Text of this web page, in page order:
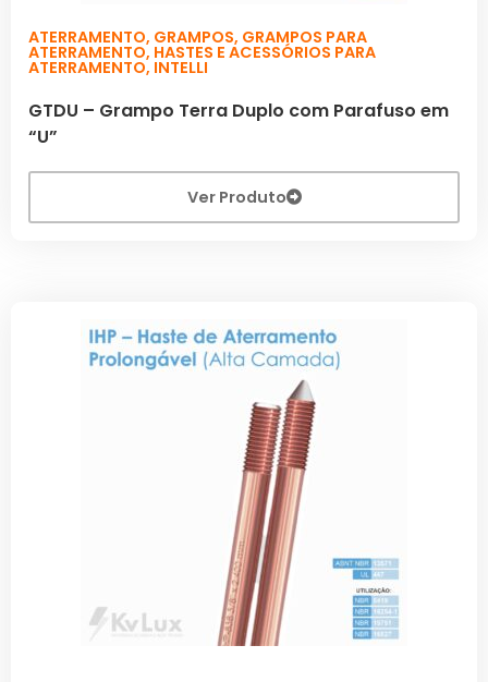
ATERRAMENTO, GRAMPOS, GRAMPOS PARA
ATERRAMENTO, HASTES E ACESSÓRIOS PARA
ATERRAMENTO, INTELLI
GTDU – Grampo Terra Duplo com Parafuso em
“U”
Ver Produto